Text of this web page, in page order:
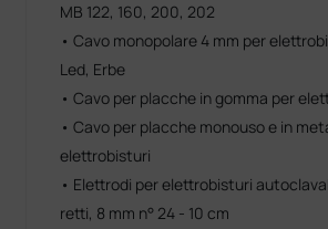
MB 122, 160, 200, 202
• Cavo monopolare 4 mm per
Led, Erbe
• Cavo per placche in gomma per
• Cavo per placche monouso e in
elettrobisturi
• Elettrodi per elettrobisturi autoclavabili - ad
retti, 8 mm n° 24 - 10 cm